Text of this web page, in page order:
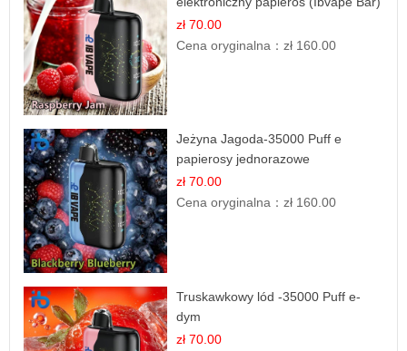
zł 70.00
Cena oryginalna：zł 160.00
Jeżyna Jagoda-35000 Puff e
papierosy jednorazowe
zł 70.00
Cena oryginalna：zł 160.00
Truskawkowy lód -35000 Puff e-
dym
zł 70.00